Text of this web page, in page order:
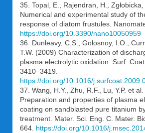
35. Topal, E., Rajendran, H.,
Numerical and experimental study of
response of diatom frustules.
https://doi.org/10.3390/nano10050959
36. Dunleavy, C.S., Golosnoy, I.O.,
T.W. (2009) Characterization of
plasma electrolytic oxidation. Surf.
3410–3419.
https://doi.org/10.1016/
37. Wang, H.Y., Zhu, R.F., Lu, Y.P. et
Preparation and properties of plasma
coating on sandblasted pure titanium
treatment. Mater. Sci. Eng. C. Mater.
664. https://doi.org/10.1016/